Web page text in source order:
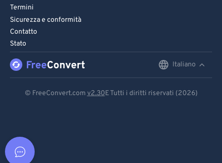
Termini
Sicurezza e conformità
Contatto
Stato
Italiano
© FreeConvert.com v2.30E Tutti i diritti riservati (2026)